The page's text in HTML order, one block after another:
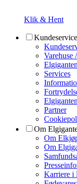
Klik & Hent
Kundeservice
Varehuse
Services
Partner
Om
Om
Om
Karriere i